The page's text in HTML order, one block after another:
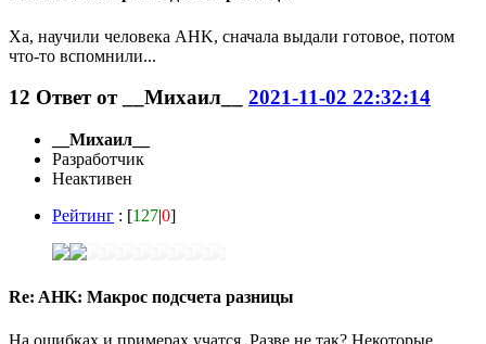
Ха, научили человека AHK, сначала выдали готовое, потом
что-то вспомнили...
12 Ответ от __Михаил__ 2021-11-02 22:32:14
__Михаил__
Разработчик
Неактивен
Рейтинг : [127|0]
Re: AHK: Макрос подсчета разницы
На ошибках и примерах учатся. Разве не так? Некоторые